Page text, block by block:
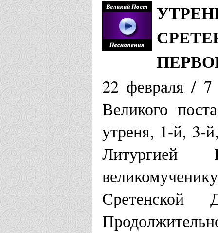
22 февраля /
Великого
утреня, 1-й, 3-
Литургией